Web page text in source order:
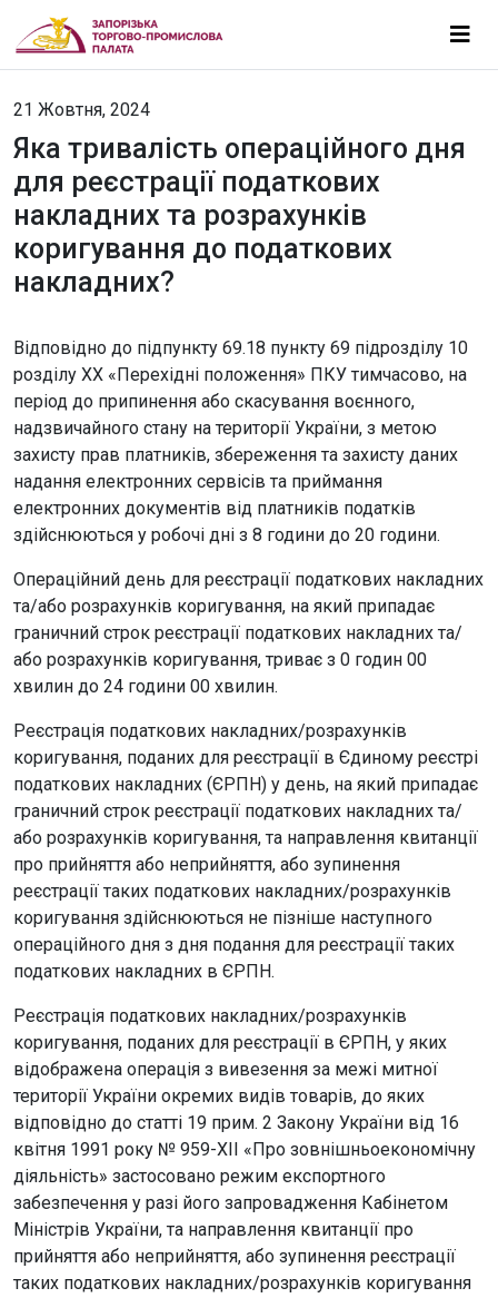
21 Жовтня, 2024
Яка тривалість операційного дня
для реєстрації податкових
накладних та розрахунків
коригування до податкових
накладних?
Відповідно до підпункту 69.18 пункту 69 підрозділу 10
розділу ХХ «Перехідні положення» ПКУ тимчасово, на
період до припинення або скасування воєнного,
надзвичайного стану на території України, з метою
захисту прав платників, збереження та захисту даних
надання електронних сервісів та приймання
електронних документів від платників податків
здійснюються у робочі дні з 8 години до 20 години.
Операційний день для реєстрації податкових накладних
та/або розрахунків коригування, на який припадає
граничний строк реєстрації податкових накладних та/
або розрахунків коригування, триває з 0 годин 00
хвилин до 24 години 00 хвилин.
Реєстрація податкових накладних/розрахунків
коригування, поданих для реєстрації в Єдиному реєстрі
податкових накладних (ЄРПН) у день, на який припадає
граничний строк реєстрації податкових накладних та/
або розрахунків коригування, та направлення квитанції
про прийняття або неприйняття, або зупинення
реєстрації таких податкових накладних/розрахунків
коригування здійснюються не пізніше наступного
операційного дня з дня подання для реєстрації таких
податкових накладних в ЄРПН.
Реєстрація податкових накладних/розрахунків
коригування, поданих для реєстрації в ЄРПН, у яких
відображена операція з вивезення за межі митної
території України окремих видів товарів, до яких
відповідно до статті 19 прим. 2 Закону України від 16
квітня 1991 року № 959-ХІІ «Про зовнішньоекономічну
діяльність» застосовано режим експортного
забезпечення у разі його запровадження Кабінетом
Міністрів України, та направлення квитанції про
прийняття або неприйняття, або зупинення реєстрації
таких податкових накладних/розрахунків коригування